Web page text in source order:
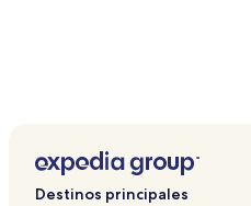
Destinos principales